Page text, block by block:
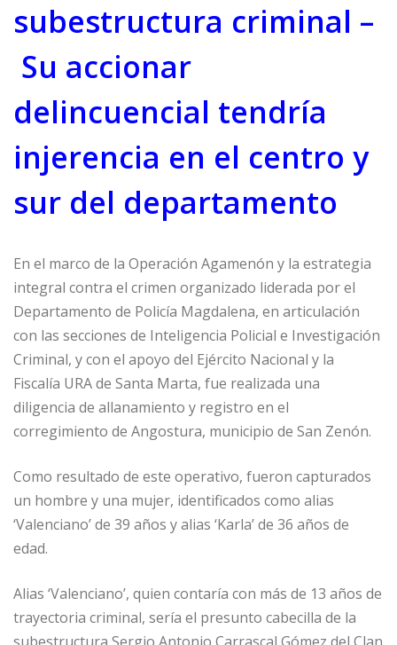
subestructura criminal –
Su accionar
delincuencial tendría
injerencia en el centro y
sur del departamento
En el marco de la Operación Agamenón y la estrategia
integral contra el crimen organizado liderada por el
Departamento de Policía Magdalena, en articulación
con las secciones de Inteligencia Policial e Investigación
Criminal, y con el apoyo del Ejército Nacional y la
Fiscalía URA de Santa Marta, fue realizada una
diligencia de allanamiento y registro en el
corregimiento de Angostura, municipio de San Zenón.
Como resultado de este operativo, fueron capturados
un hombre y una mujer, identificados como alias
‘Valenciano’ de 39 años y alias ‘Karla’ de 36 años de
edad.
Alias ‘Valenciano’, quien contaría con más de 13 años de
trayectoria criminal, sería el presunto cabecilla de la